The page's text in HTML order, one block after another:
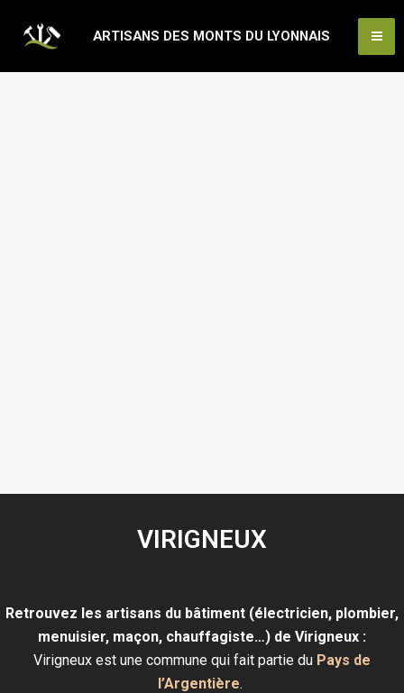
ARTISANS DES MONTS DU LYONNAIS
VIRIGNEUX
Retrouvez les artisans du bâtiment (électricien, plombier,
menuisier, maçon, chauffagiste…) de Virigneux :
Virigneux est une commune qui fait partie du Pays de
l’Argentière.